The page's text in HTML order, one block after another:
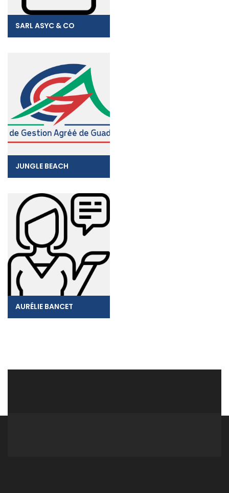
SARL ASYC & CO
JUNGLE BEACH
AURÉLIE BANCET